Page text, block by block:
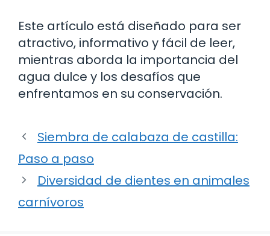
Este artículo está diseñado para ser
atractivo, informativo y fácil de leer,
mientras aborda la importancia del
agua dulce y los desafíos que
enfrentamos en su conservación.
Siembra de calabaza de castilla:
Paso a paso
Diversidad de dientes en animales
carnívoros